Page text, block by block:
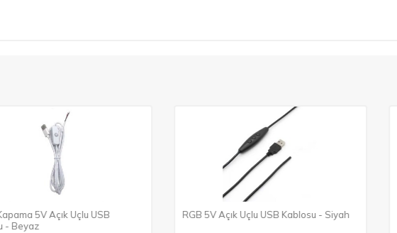
5V Açık Uçlu USB
- Beyaz
RGB 5V Açık Uçlu USB Kablosu - Siyah